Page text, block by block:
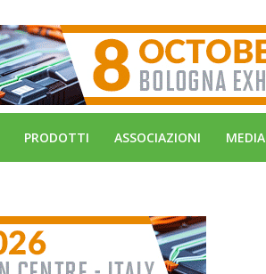
PRODOTTI ASSOCIAZIONI MEDIA